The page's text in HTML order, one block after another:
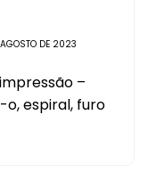
DE 2023
–
o, espiral, furo